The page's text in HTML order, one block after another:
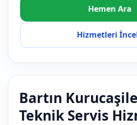
Hemen Ara
Hizmetleri
Bartın
Teknik Servis